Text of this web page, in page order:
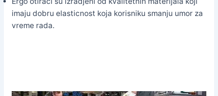
imaju dobru elasticnost koja korisniku smanju umor za
vreme rada.